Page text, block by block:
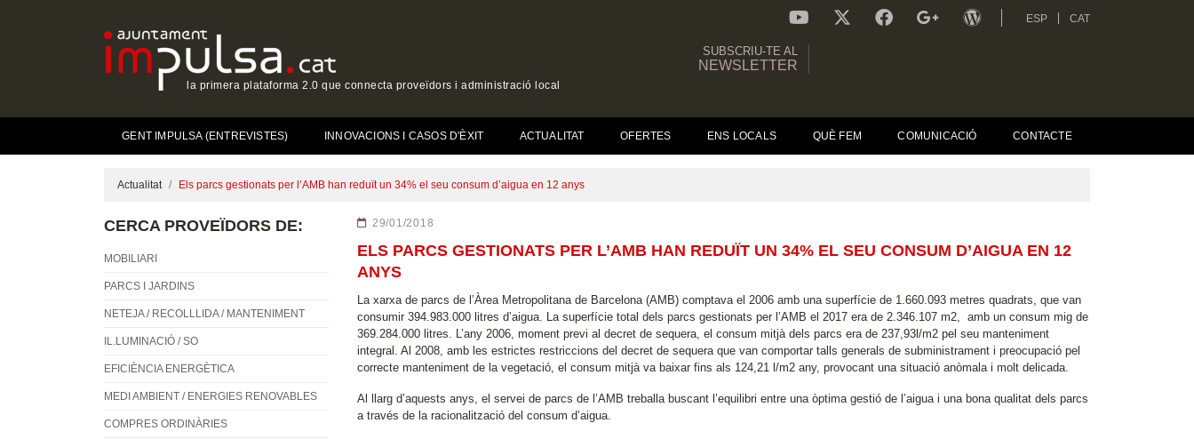
la primera plataforma 2.0 que connecta proveïdors i administració local
ESP CAT
SUBSCRIU-TE AL
NEWSLETTER
GENT IMPULSA (ENTREVISTES) INNOVACIONS I CASOS D'ÈXIT ACTUALITAT(CURRENT)OFERTES ENS LOCALS QUÈ FEM COMUNICACIÓ CONTACTE
Actualitat Els parcs gestionats per l’AMB han reduït un 34% el seu consum d’aigua en 12 anys
CERCA PROVEÏDORS DE:
MOBILIARI
PARCS I JARDINS
NETEJA / RECOLLLIDA / MANTENIMENT
IL.LUMINACIÓ / SO
EFICIÈNCIA ENERGÈTICA
MEDI AMBIENT / ENERGIES RENOVABLES
COMPRES ORDINÀRIES
29/01/2018
ELS PARCS GESTIONATS PER L’AMB HAN REDUÏT UN 34% EL SEU CONSUM D’AIGUA EN 12
ANYS
La xarxa de parcs de l’Àrea Metropolitana de Barcelona (AMB) comptava el 2006 amb una superfície de 1.660.093 metres quadrats, que van
consumir 394.983.000 litres d’aigua. La superfície total dels parcs gestionats per l’AMB el 2017 era de 2.346.107 m2, amb un consum mig de
369.284.000 litres. L’any 2006, moment previ al decret de sequera, el consum mitjà dels parcs era de 237,93l/m2 pel seu manteniment
integral. Al 2008, amb les estrictes restriccions del decret de sequera que van comportar talls generals de subministrament i preocupació pel
correcte manteniment de la vegetació, el consum mitjà va baixar fins als 124,21 l/m2 any, provocant una situació anòmala i molt delicada.
Al llarg d’aquests anys, el servei de parcs de l’AMB treballa buscant l’equilibri entre una òptima gestió de l’aigua i una bona qualitat dels parcs
a través de la racionalització del consum d’aigua.